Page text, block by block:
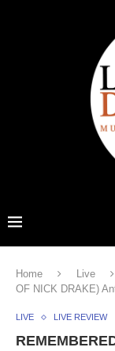
Home Live
OF NICK DRAKE)
LIVE LIVE REVIEW